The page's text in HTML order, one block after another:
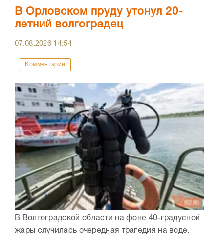
В Орловском пруду утонул 20-
летний волгоградец
07.08.2026 14:54
Комментарии
В Волгоградской области на фоне 40-градусной
жары случилась очередная трагедия на воде.